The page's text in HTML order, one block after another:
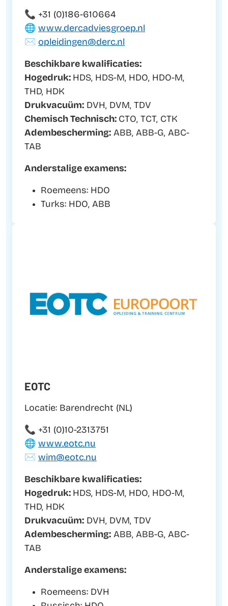
📞 +31 (0)186-610664
🌐 www.dercadviesgroep.nl
✉️ opleidingen@derc.nl
Beschikbare kwalificaties:
Hogedruk: HDS, HDS-M, HDO, HDO-M,
THD, HDK
Drukvacuüm: DVH, DVM, TDV
Chemisch Technisch: CTO, TCT, CTK
Adembescherming: ABB, ABB-G, ABC-
TAB
Anderstalige examens:
Roemeens: HDO
Turks: HDO, ABB
EOTC
Locatie: Barendrecht (NL)
📞 +31 (0)10-2313751
🌐 www.eotc.nu
✉️ wim@eotc.nu
Beschikbare kwalificaties:
Hogedruk: HDS, HDS-M, HDO, HDO-M,
THD, HDK
Drukvacuüm: DVH, DVM, TDV
Adembescherming: ABB, ABB-G, ABC-
TAB
Anderstalige examens:
Roemeens: DVH